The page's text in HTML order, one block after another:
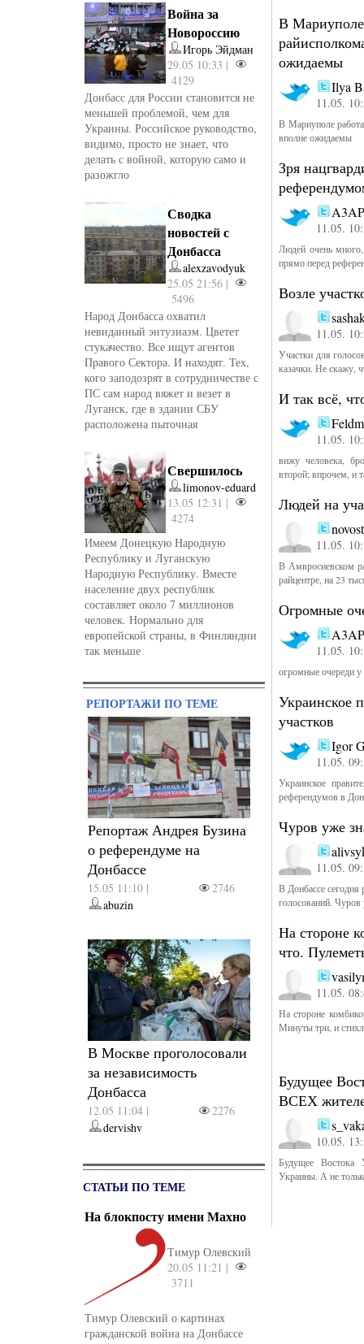
Война за
Новороссию
Игорь Эйдман
29.05 10:33 |
4129
Донбасс для России становится не
меньшей проблемой, чем для
Украины. Российское руководство,
видимо, просто не знает, что
делать с войной, которую само и
разожгло
Сводка
новостей с
Донбасса
alexzavodyuk
25.05 21:56 |
5496
Народ Донбасса охватил
невиданный энтузиазм. Цветет
стукачество. Все ищут агентов
Правого Сектора. И находят. Тех,
кого заподозрят в сотрудничестве с
ПС сам народ вяжет и везет в
Луганск, где в здании СБУ
расположена пыточная
Свершилось
limonov-eduard
13.05 12:31 |
4274
Имеем Донецкую Народную
Республику и Луганскую
Народную Республику. Вместе
население двух республик
составляет около 7 миллионов
человек. Нормально для
европейской страны, в Финляндии
так меньше
РЕПОРТАЖИ ПО ТЕМЕ
Репортаж Андрея Бузина
о референдуме на
Донбассе
15.05 11:10 |
2746
abuzin
В Москве проголосовали
за независимость
Донбасса
12.05 11:04 |
2276
dervishv
СТАТЬИ ПО ТЕМЕ
На блокпосту имени Махно
Тимур Олевский
20.05 11:21 |
3711
Тимур Олевский о картинах
гражданской война на Донбассе
В Мариуполе
ожидаемы
Ilya
11.05.
В Мариуполе
вполне ожидаемы
Зря
A3AP
11.05.
Людей очень
прямо перед
Возле
11.05.
Участки для
казачки. Не скажу,
И так всё,
11.05.
вижу человека,
второй; впрочем, и
Людей на
11.05.
В Амвросиевском
райцентре, на 23
Огромные
A3AP
11.05.
огромные очереди у
Украинское
участков
Igor
11.05.
Украинское
референдумов в
Чуров уже
11.05.
В Донбассе
голосований. Чуров
На стороне
что.
11.05.
На стороне
Минуты три, и
Будущее
ВСЕХ
10.05.
Будущее
Украины. А не